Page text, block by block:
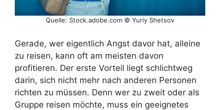
Quelle: Stock.adobe.com © Yuriy Shetsov
Gerade, wer eigentlich Angst davor hat, alleine
zu reisen, kann oft am meisten davon
profitieren. Der erste Vorteil liegt schlichtweg
darin, sich nicht mehr nach anderen Personen
richten zu müssen. Denn wer zu zweit oder als
Gruppe reisen möchte, muss ein geeignetes